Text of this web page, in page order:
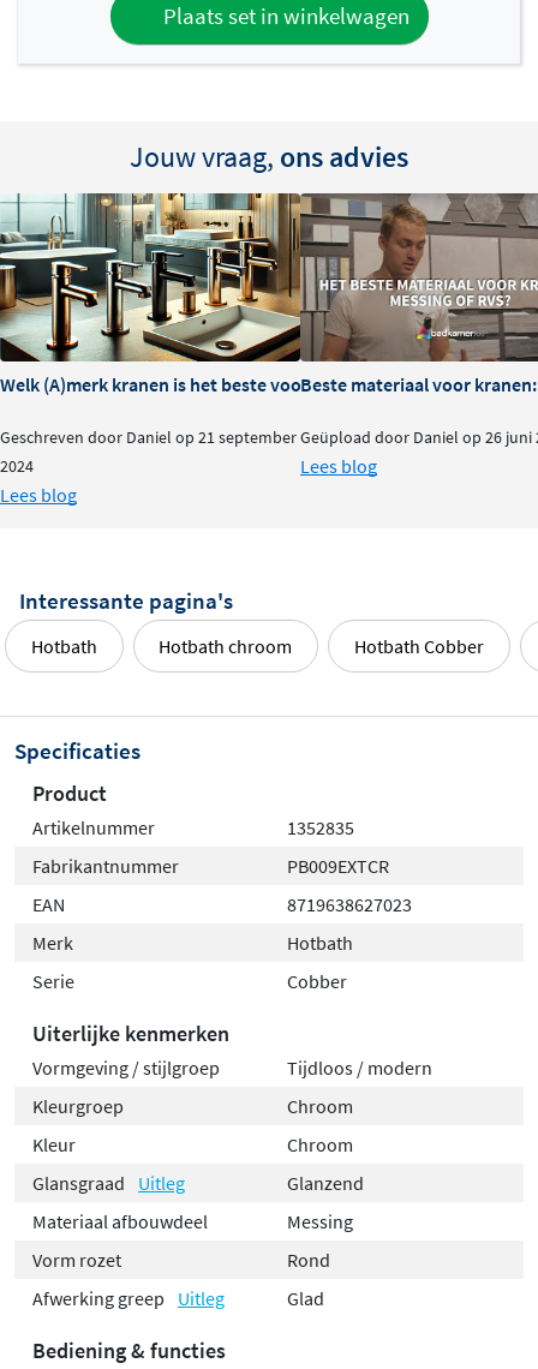
garanderen. Het afbouwdeel is ontworpen volgens het
Hotbath Plumber Friendly systeem, wat de montage
De veelzijdige Cobber serie
De Hotbath Cobber collectie biedt een uitgebreid scala
aan kleuren en afwerkingen, van klassiek chroom en
geborsteld nikkel tot luxe PVD-coatings in geborsteld
koper, zwart of messing. Dankzij deze diversiteit kun je
een unieke badkamer creëren die perfect aansluit bij
jouw persoonlijke stijl. De Cobber serie combineert
Italiaans design met moderne technologie en
duurzaamheid.
Plaats set in winkelwagen
Jouw vraag, ons advies
Welk (A)merk kranen is het beste voor je badkamer?
Geschreven door Daniel op 21 september
2024
Lees blog
Beste materiaal voor kranen:
Geüpload door Daniel op 26 juni
Lees blog
Interessante pagina's
Hotbath Hotbath chroom Hotbath Cobber
Specificaties
Product
Artikelnummer
1352835
Fabrikantnummer
PB009EXTCR
EAN
8719638627023
Merk
Hotbath
Serie
Cobber
Uiterlijke kenmerken
Vormgeving / stijlgroep
Tijdloos / modern
Kleurgroep
Chroom
Kleur
Chroom
Glansgraad
Uitleg
Glanzend
Materiaal afbouwdeel
Messing
Vorm rozet
Rond
Afwerking greep
Uitleg Glad
Bediening & functies